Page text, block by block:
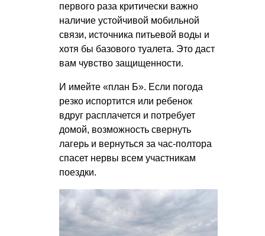
первого раза критически важно
наличие устойчивой мобильной
связи, источника питьевой воды и
хотя бы базового туалета. Это даст
вам чувство защищенности.
И имейте «план Б». Если погода
резко испортится или ребенок
вдруг расплачется и потребует
домой, возможность свернуть
лагерь и вернуться за час-полтора
спасет нервы всем участникам
поездки.